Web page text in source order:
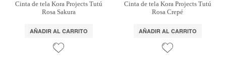
Cinta de tela Kora Projects Tutú
Rosa Sakura
AÑADIR AL CARRITO
Cinta de tela Kora Projects Tutú
Rosa Crepé
AÑADIR AL CARRITO